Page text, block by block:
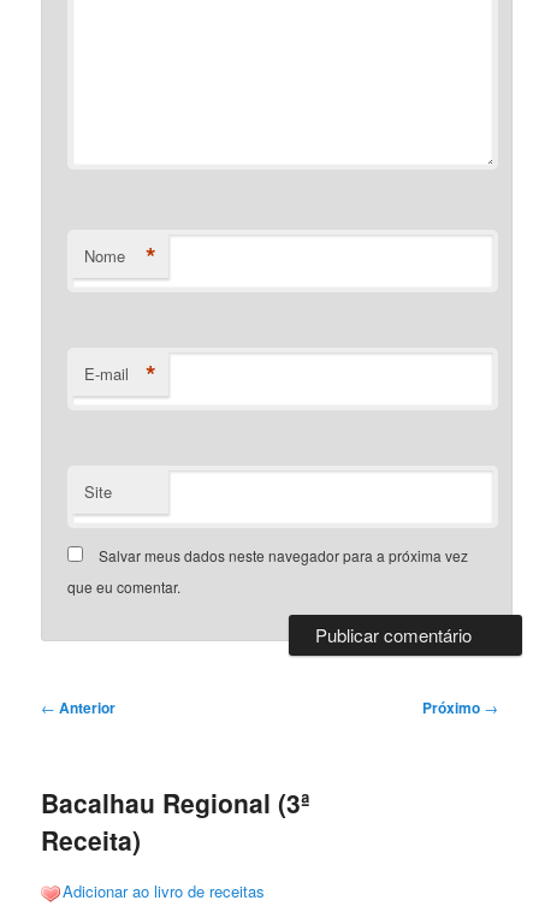
Nome *
E-mail *
Site
Salvar meus dados neste navegador para a próxima vez
que eu comentar.
Navegação
← Anterior Próximo →
Bacalhau Regional (3ª
Receita)
Adicionar ao livro de receitas